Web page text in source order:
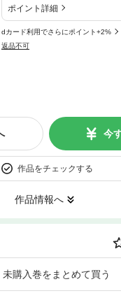
ポイント詳細
dカード利用でさらにポイント+2%
返品不可
今
作品をチェックする
作品情報へ
未購入巻をまとめて買う